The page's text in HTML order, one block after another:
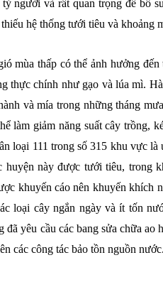
người và rất quan trọng để bổ
hệ thống tưới tiêu và khoảng
mùa thấp có thể ảnh hưởng
thực chính như gạo và lúa mì.
và mía trong những tháng
làm giảm năng suất cây trồng,
loại 111 trong số 315 khu vực
huyện này được tưới tiêu, trong
khuyến cáo nên khuyến khích
loại cây ngắn ngày và ít tốn
đã yêu cầu các bang sửa chữa
các công tác bảo tồn nguồn nước.